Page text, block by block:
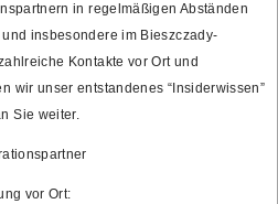
in regelmäßigen Abständen
insbesondere im Bieszczady-
Kontakte vor Ort und
wir unser entstandenes “Insiderwissen”
Sie weiter.
vor Ort: